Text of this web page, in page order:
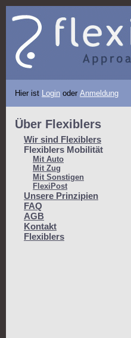
Hier ist Login oder Anmeldung
Über Flexiblers
Wir sind Flexiblers
Flexiblers Mobilität
Mit Auto
Mit Zug
Mit Sonstigen
FlexiPost
Unsere Prinzipien
FAQ
AGB
Kontakt
Flexiblers